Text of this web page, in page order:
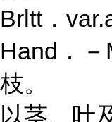
Brltt．
Hand．
枝。
以茎、叶